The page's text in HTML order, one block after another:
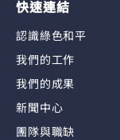
快速連結
認識綠色和平
我們的工作
我們的成果
新聞中心
團隊與職缺